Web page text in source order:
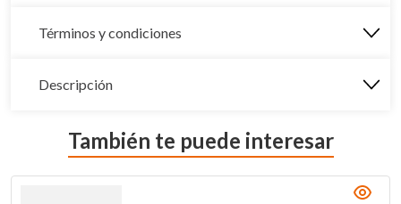
Términos y condiciones
Descripción
También te puede interesar